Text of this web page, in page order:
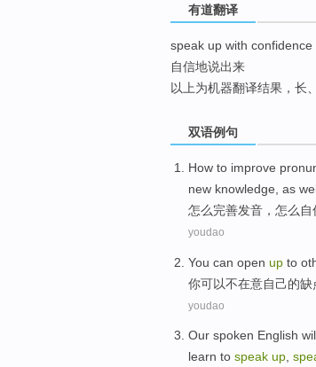
有道翻译
speak up with confidence
自信地说出来
以上为机器翻译结果，长
双语例句
How to improve
new knowledge as
怎么完善发音 ，怎么 自
youdao
You can open up to
你可以不在意自己的缺
youdao
Our spoken English
learn to speak up,